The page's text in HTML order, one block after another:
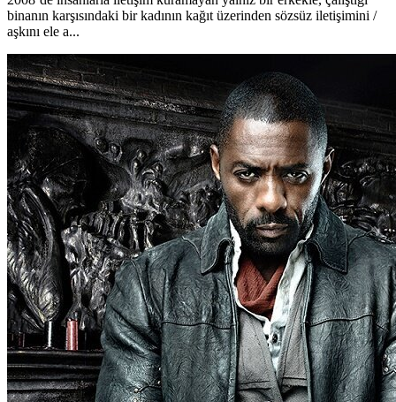
binanın karşısındaki bir kadının kağıt üzerinden sözsüz iletişimini /
aşkını ele a...